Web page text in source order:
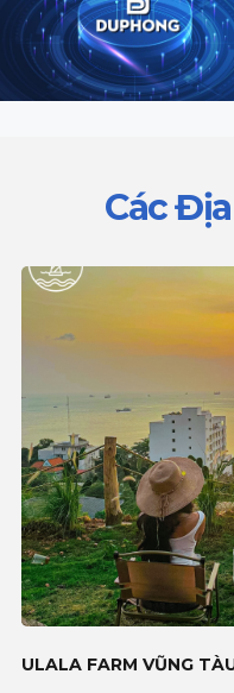
Các
ULALA FARM VŨNG